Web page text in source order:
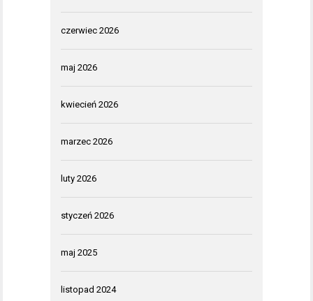
czerwiec 2026
maj 2026
kwiecień 2026
marzec 2026
luty 2026
styczeń 2026
maj 2025
listopad 2024